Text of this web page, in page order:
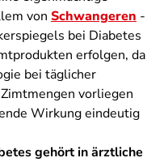
von Schwangeren -
bei Diabetes
erfolgen, da
bei täglicher
vorliegen
Wirkung eindeutig
gehört in ärztliche